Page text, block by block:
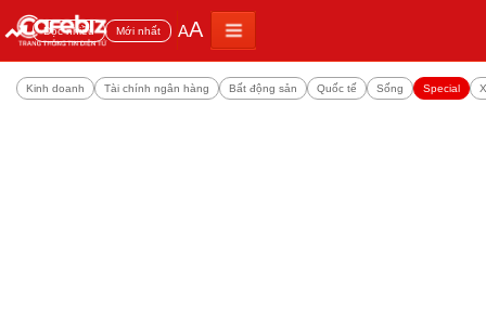
Đọc nhiều Mới nhất AA
Kinh doanh Tài chính ngân hàng Bất động sản Quốc tế Sống Special